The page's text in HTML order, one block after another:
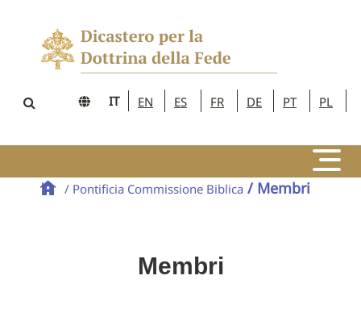
IT EN ES FR DE PT PL
/ Pontificia Commissione Biblica / Membri
Membri